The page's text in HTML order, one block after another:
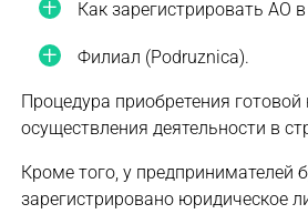
Как зарегистрировать АО
Филиал (Podruznica).
Процедура приобретения
осуществления деятельности в
Кроме того, у
зарегистрировано юридическое